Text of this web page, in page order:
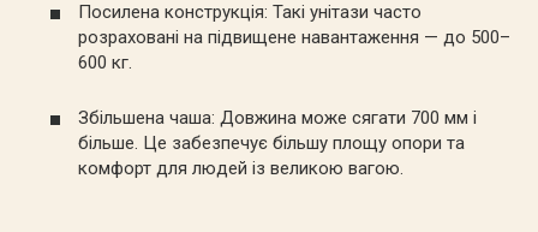
Посилена конструкція: Такі унітази часто
розраховані на підвищене навантаження — до 500–
600 кг.
Збільшена чаша: Довжина може сягати 700 мм і
більше. Це забезпечує більшу площу опори та
комфорт для людей із великою вагою.